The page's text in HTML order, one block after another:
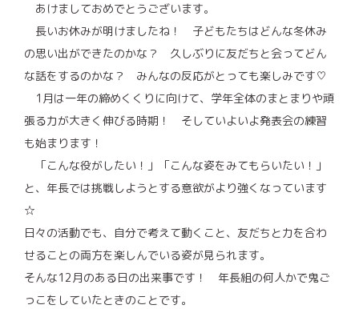
あけましておめでとうございます。
長いお休みが明けましたね！ 子どもたちはどんな冬休み
の思い出ができたのかな？ 久しぶりに友だちと会ってどん
な話をするのかな？ みんなの反応がとっても楽しみです♡
1月は一年の締めくくりに向けて、学年全体のまとまりや頑
張る力が大きく伸びる時期！ そしていよいよ発表会の練習
も始まります！
「こんな役がしたい！」「こんな姿をみてもらいたい！」
と、年長では挑戦しようとする意欲がより強くなっています
☆
日々の活動でも、自分で考えて動くこと、友だちと力を合わ
せることの両方を楽しんでいる姿が見られます。
そんな12月のある日の出来事です！ 年長組の何人かで鬼ご
っこをしていたときのことです。